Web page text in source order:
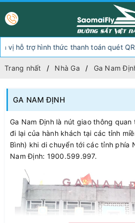
hình thức thanh toán quét QR phí
Trang nhất Nhà Ga Ga Nam
GA NAM ĐỊNH
Ga Nam Định là nút giao thông
đi lại của hành khách tại các tỉnh
Bình) khi di chuyển tới các tỉnh phía
Nam Định: 1900.599.997.